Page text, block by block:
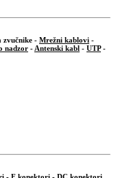
zvučnike - Mrežni kablovi -
nadzor - Antenski kabl - UTP-